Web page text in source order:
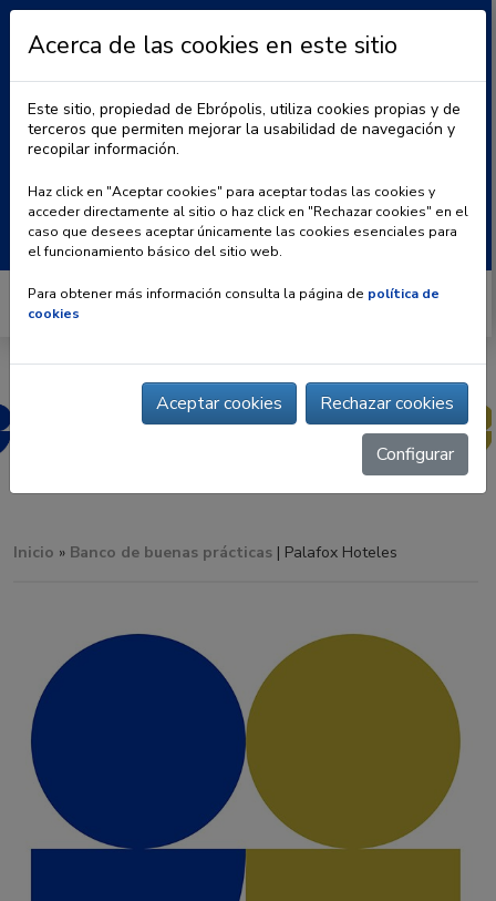
BLOG | CONTACTO
Buscar:
Inicio » Banco de buenas prácticas | Palafox Hoteles
Acerca de las cookies en este sitio
Este sitio, propiedad de Ebrópolis, utiliza cookies propias y de
terceros que permiten mejorar la usabilidad de navegación y
recopilar información.
Haz click en "Aceptar cookies" para aceptar todas las cookies y
acceder directamente al sitio o haz click en "Rechazar cookies" en el
caso que desees aceptar únicamente las cookies esenciales para
el funcionamiento básico del sitio web.
Para obtener más información consulta la página de política de
cookies
Aceptar cookies Rechazar cookies
Configurar